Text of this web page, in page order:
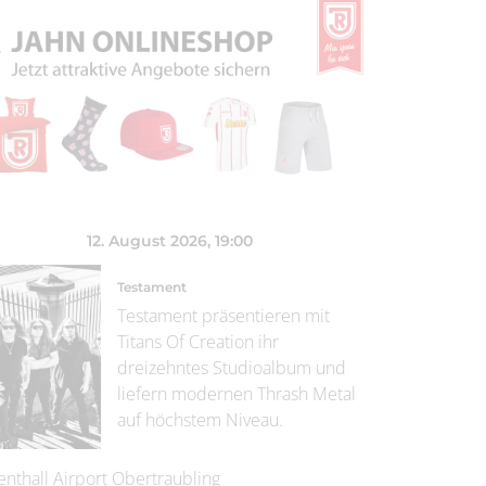
12. August 2026, 19:00
Testament
Testament präsentieren mit
Titans Of Creation ihr
dreizehntes Studioalbum und
liefern modernen Thrash Metal
auf höchstem Niveau.
Airport Obertraubling